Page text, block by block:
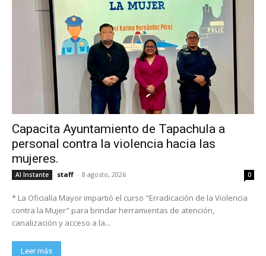
Capacita Ayuntamiento de Tapachula a
personal contra la violencia hacia las
mujeres.
Al Instante staff - 8 agosto, 2026 0
* La Oficialía Mayor impartió el curso "Erradicación de la Violencia
contra la Mujer" para brindar herramientas de atención,
canalización y acceso a la...
Leer más